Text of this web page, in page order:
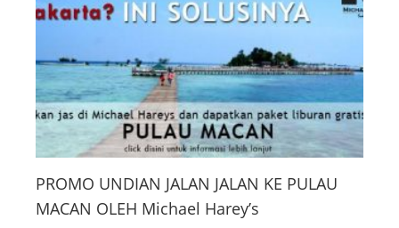
PROMO UNDIAN JALAN JALAN KE PULAU
MACAN OLEH Michael Harey’s